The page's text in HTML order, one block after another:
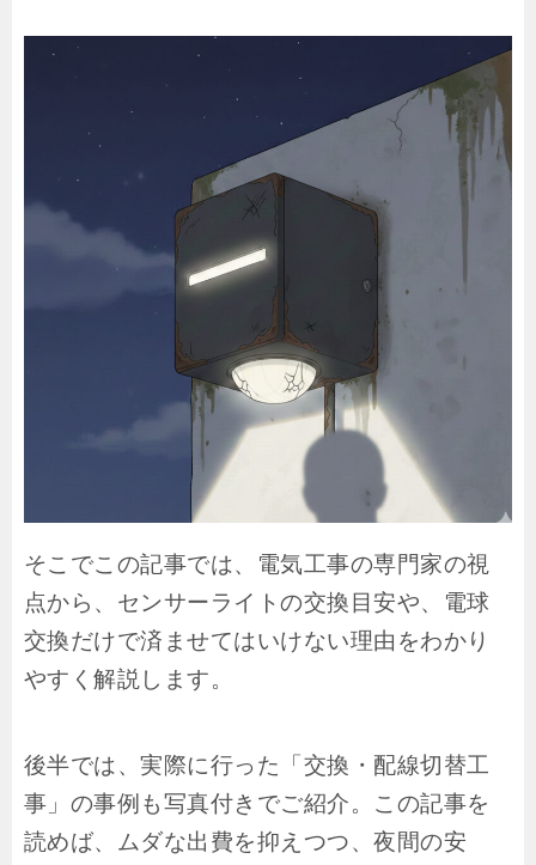
そこでこの記事では、電気工事の専門家の視
点から、センサーライトの交換目安や、電球
交換だけで済ませてはいけない理由をわかり
やすく解説します。
後半では、実際に行った「交換・配線切替工
事」の事例も写真付きでご紹介。この記事を
読めば、ムダな出費を抑えつつ、夜間の安